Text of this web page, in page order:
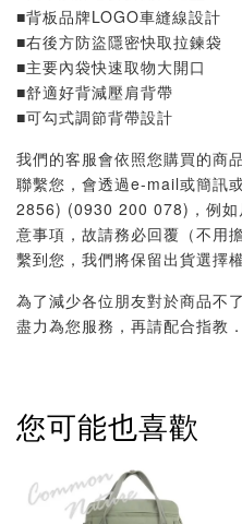
■背板品牌LOGO車縫線設計
■右後方防盜隱密快取拉鍊袋
■主要內袋快速取物大開口
■舒適好背減壓肩背帶
■可勾式調節背帶設計
我們的客服會依照您購買的商
聯繫您，會透過e-mail或簡訊
2856) (0930 200 078)，例如
意事項，故請務必回覆（不用
繫到您，我們將保留出貨選擇
為了減少各位朋友對於商品不
盡力為您服務，再請配合指教．
您可能也喜歡